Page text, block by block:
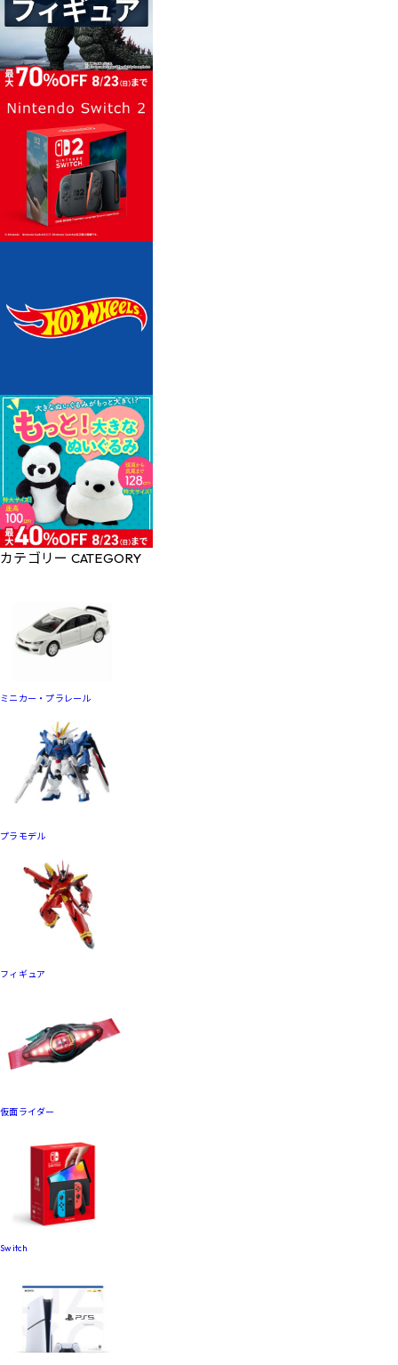
カテゴリー CATEGORY
ミニカー・プラレール
プラモデル
フィギュア
仮面ライダー
Switch